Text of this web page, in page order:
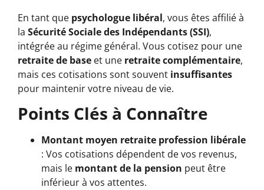
En tant que psychologue libéral, vous êtes affilié à
la Sécurité Sociale des Indépendants (SSI),
intégrée au régime général. Vous cotisez pour une
retraite de base et une retraite complémentaire,
mais ces cotisations sont souvent insuffisantes
pour maintenir votre niveau de vie.
Points Clés à Connaître
Montant moyen retraite profession libérale
: Vos cotisations dépendent de vos revenus,
mais le montant de la pension peut être
inférieur à vos attentes.